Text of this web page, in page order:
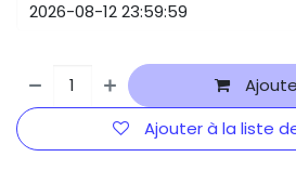
Ajouter à la liste